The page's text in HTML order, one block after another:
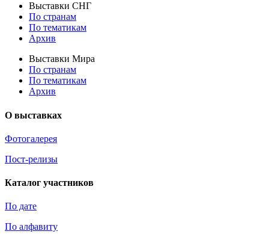
Выставки СНГ
По странам
По тематикам
Архив
Выставки Мира
По странам
По тематикам
Архив
О выставках
Фотогалерея
Пост-релизы
Каталог участников
По дате
По алфавиту